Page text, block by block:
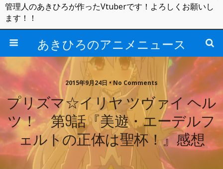
あきひろのアニメニュース
2015年9月24日 • No Comments
プリズマ☆イリヤ ツヴァイ ヘル
ツ！ 第9話『美遊・エーデルフ
ェルトの正体は聖杯！』感想
管理人のあきひろが作ったVtuberです！よろしくお願いし
ます！！